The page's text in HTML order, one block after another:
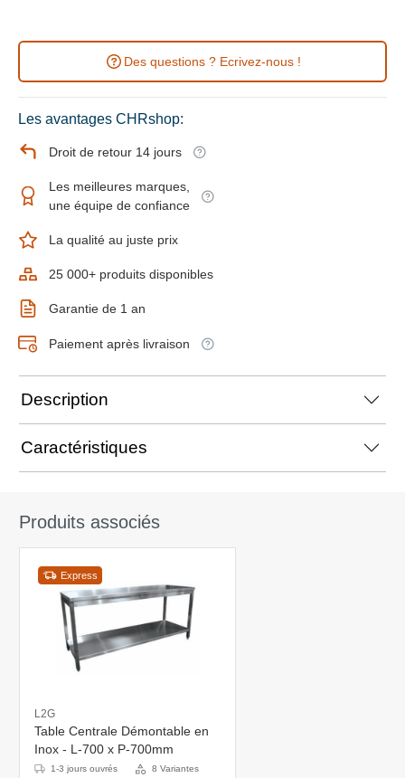
Des questions ? Ecrivez-nous !
Les avantages CHRshop:
Droit de retour 14 jours
Les meilleures marques,
une équipe de confiance
La qualité au juste prix
25 000+ produits disponibles
Garantie de 1 an
Paiement après livraison
Description
Caractéristiques
Produits associés
Express
L2G
Table Centrale Démontable en
Inox - L-700 x P-700mm
1-3 jours ouvrés 8 Variantes